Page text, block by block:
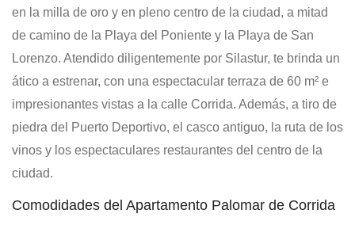
en la milla de oro y en pleno centro de la ciudad, a mitad
de camino de la Playa del Poniente y la Playa de San
Lorenzo. Atendido diligentemente por Silastur, te brinda un
ático a estrenar, con una espectacular terraza de 60 m² e
impresionantes vistas a la calle Corrida. Además, a tiro de
piedra del Puerto Deportivo, el casco antiguo, la ruta de los
vinos y los espectaculares restaurantes del centro de la
ciudad.
Comodidades del Apartamento Palomar de Corrida